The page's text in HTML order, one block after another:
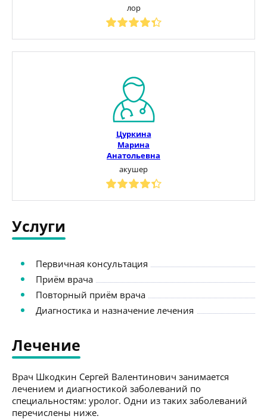
лор
Цуркина
Марина
Анатольевна
акушер
Услуги
Первичная консультация
Приём врача
Повторный приём врача
Диагностика и назначение лечения
Лечение
Врач Шкодкин Сергей Валентинович занимается
лечением и диагностикой заболеваний по
специальностям: уролог. Одни из таких заболеваний
перечислены ниже.